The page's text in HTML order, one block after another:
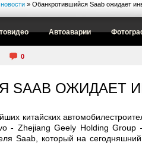
Автоаварии
» Обанкротившийся Saab ожидает
0
SAAB ОЖИДАЕТ
китайских
- Zhejiang Geely Holding Group
Saab, который на